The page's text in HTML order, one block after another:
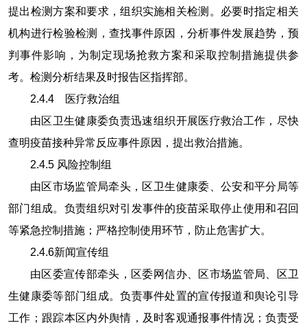
提出检测方案和要求，组织实施相关检测。必要时指定相关
机构进行检验检测，查找事件原因，分析事件发展趋势，预
判事件影响，为制定现场抢救方案和采取控制措施提供参
考。检测分析结果及时报告区指挥部。
2.4.4
医疗救治组
由区卫生健康委负责迅速组织开展医疗救治工作，尽快
查明疫苗接种异常反应事件原因，提出救治措施。
2.4.5 风险控制组
由区市场监管局牵头，区卫生健康委、公安和平分局等
部门组成。负责组织对引发事件的疫苗采取停止使用和召回
等紧急控制措施；严格控制使用环节，防止危害扩大。
2.4.6新闻宣传组
由区委宣传部牵头，区委网信办、区市场监管局、区卫
生健康委等部门组成。负责事件处置的宣传报道和舆论引导
工作；跟踪本区内外舆情，及时客观通报事件情况；负责受